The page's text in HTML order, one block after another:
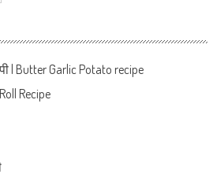
| Butter Garlic Potato recipe
Recipe